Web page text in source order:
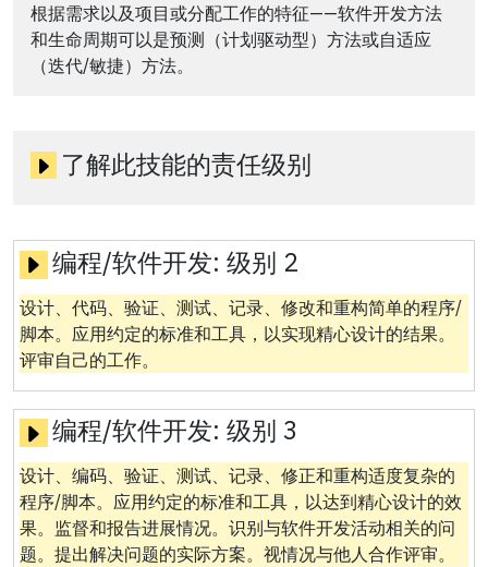
根据需求以及项目或分配工作的特征——软件开发方法
和生命周期可以是预测（计划驱动型）方法或自适应
（迭代/敏捷）方法。
了解此技能的责任级别
编程/软件开发: 级别 2
设计、代码、验证、测试、记录、修改和重构简单的程序/
脚本。应用约定的标准和工具，以实现精心设计的结果。
评审自己的工作。
编程/软件开发: 级别 3
设计、编码、验证、测试、记录、修正和重构适度复杂的
程序/脚本。应用约定的标准和工具，以达到精心设计的效
果。监督和报告进展情况。识别与软件开发活动相关的问
题。提出解决问题的实际方案。视情况与他人合作评审。